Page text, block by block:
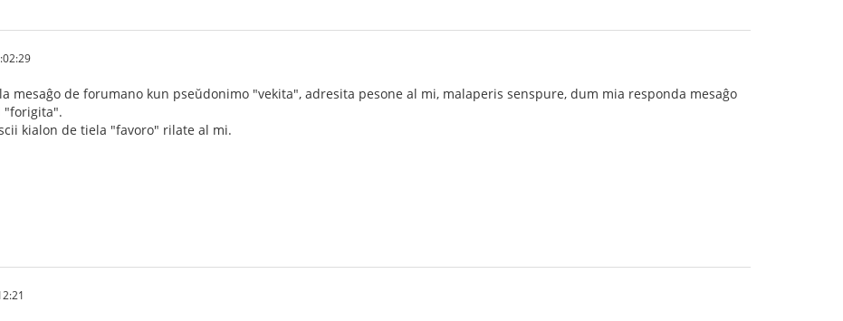
mesaĝo de forumano kun pseŭdonimo "vekita", adresita pesone al mi, malaperis senspure, dum mia responda mesaĝo
"forigita".
kialon de tiela "favoro" rilate al mi.